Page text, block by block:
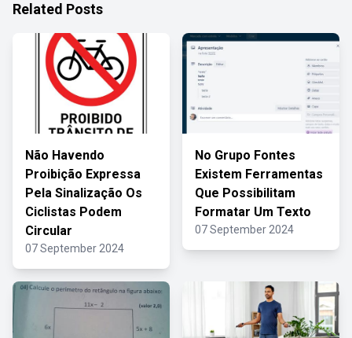
Related Posts
Não Havendo
Proibição Expressa
Pela Sinalização Os
Ciclistas Podem
Circular
07 September 2024
No Grupo Fontes
Existem Ferramentas
Que Possibilitam
Formatar Um Texto
07 September 2024